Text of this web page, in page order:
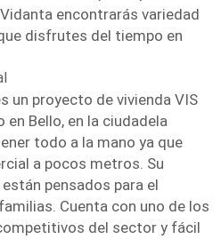
encontrarás variedad
disfrutes del tiempo en
un proyecto de vivienda VIS
en Bello, en la ciudadela
todo a la mano ya que
a pocos metros. Su
pensados para el
Cuenta con uno de los
del sector y fácil